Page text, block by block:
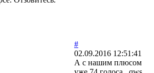
#
02.09.2016 12:51:41
А с нашим плюсом